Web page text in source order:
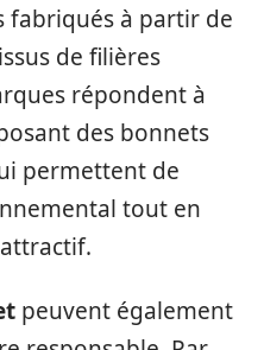
fabriqués à partir de
de filières
répondent à
des bonnets
permettent de
tout en
peuvent également